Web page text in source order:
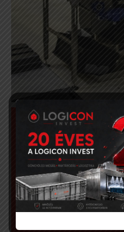
Miért
választani?
Teljes körű megoldások egy
göngyölegtisztítás,
szolgáltatások.
Modern, automatizált